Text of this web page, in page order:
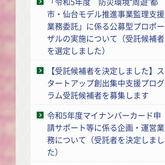
市・仙台モデル推進事業監理支援
業務委託」に係る公募型プロポー
ザルの実施について（受託候補者
を選定しました）
【受託候補者を決定しました】ス
タートアップ創出集中支援プログ
ラム受託候補者を募集します
令和5年度マイナンバーカード申
請サポート等に係る企画・運営業
務について（受託者を決定しまし
た）